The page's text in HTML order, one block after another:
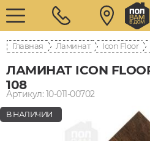
Главная Ламинат Icon Floor
ЛАМИНАТ ICON
108
Артикул: 10-011-00702
В НАЛИЧИИ